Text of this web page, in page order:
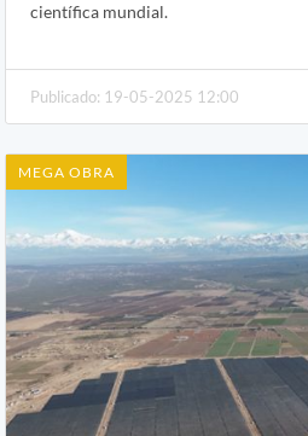
científica mundial.
Publicado: 19-05-2025 12:00
MEGA OBRA